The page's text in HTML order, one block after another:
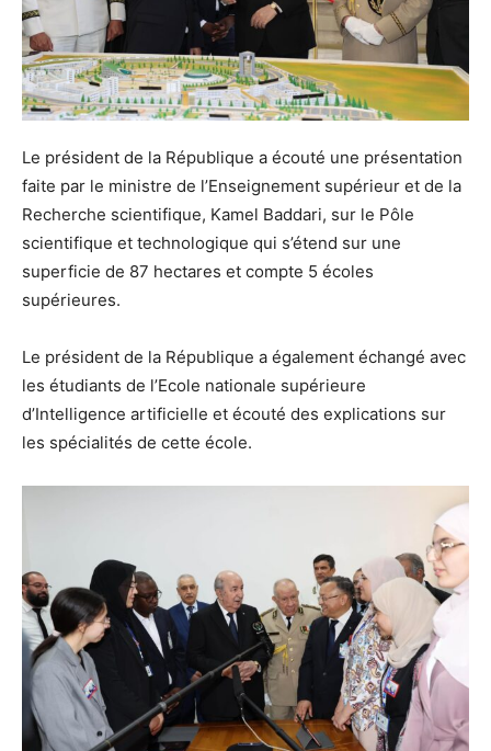
Le président de la République a écouté une présentation
faite par le ministre de l’Enseignement supérieur et de la
Recherche scientifique, Kamel Baddari, sur le Pôle
scientifique et technologique qui s’étend sur une
superficie de 87 hectares et compte 5 écoles
supérieures.
Le président de la République a également échangé avec
les étudiants de l’Ecole nationale supérieure
d’Intelligence artificielle et écouté des explications sur
les spécialités de cette école.